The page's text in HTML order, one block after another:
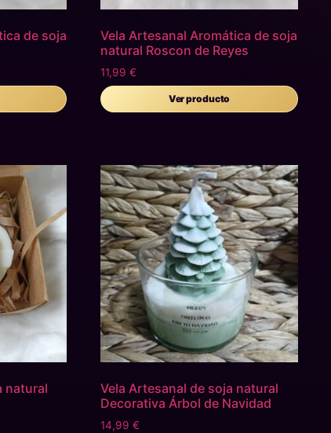
de soja
Vela Artesanal Aromática de soja
natural Roscon de Reyes
11,99€
Ver producto
natural
Vela Artesanal de soja natural
Decorativa Árbol de Navidad
14,99€